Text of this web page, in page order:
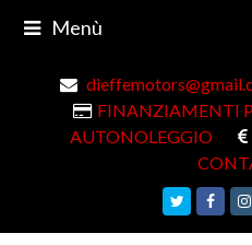
Menù
FINANZIAMENTI
AUTONOLEGGIO
Twitter